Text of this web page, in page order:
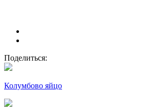
Поделиться:
Колумбово яйцо